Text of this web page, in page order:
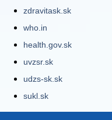
zdravitask.sk
who.in
health.gov.sk
uvzsr.sk
udzs-sk.sk
sukl.sk